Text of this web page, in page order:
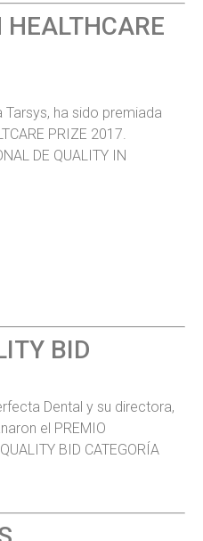
HEALTHCARE
ha sido premiada
PRIZE 2017.
DE QUALITY IN
BID
Dental y su directora,
el PREMIO
BID CATEGORÍA